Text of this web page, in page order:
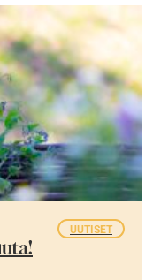
UUTISET